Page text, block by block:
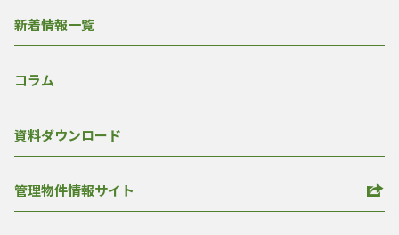
新着情報一覧
コラム
資料ダウンロード
管理物件情報サイト